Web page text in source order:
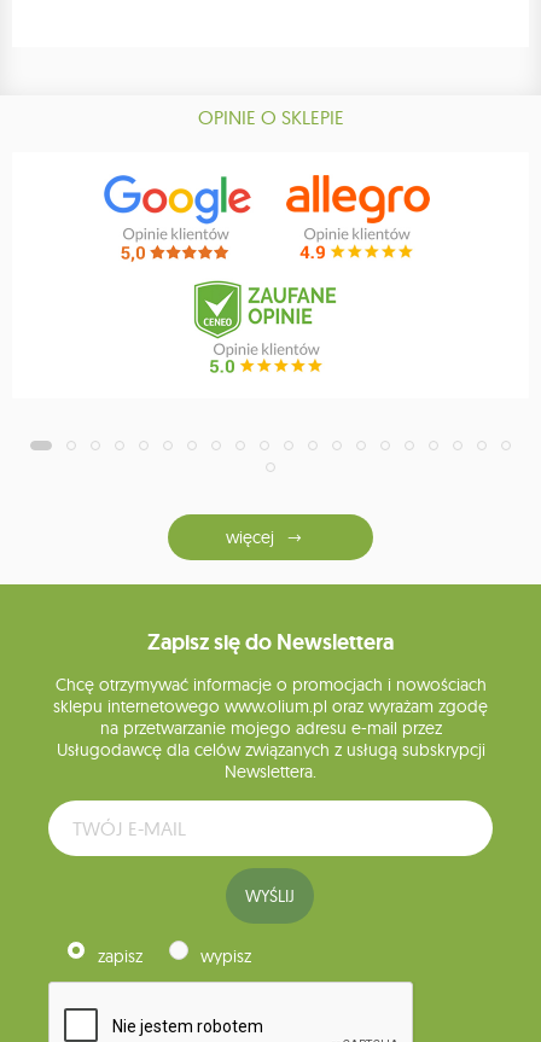
OPINIE O SKLEPIE
więcej
Zapisz się do Newslettera
Chcę otrzymywać informacje o promocjach i nowościach
sklepu internetowego www.olium.pl oraz wyrażam zgodę
na przetwarzanie mojego adresu e-mail przez
Usługodawcę dla celów związanych z usługą subskrypcji
Newslettera.
WYŚLIJ
zapisz wypisz